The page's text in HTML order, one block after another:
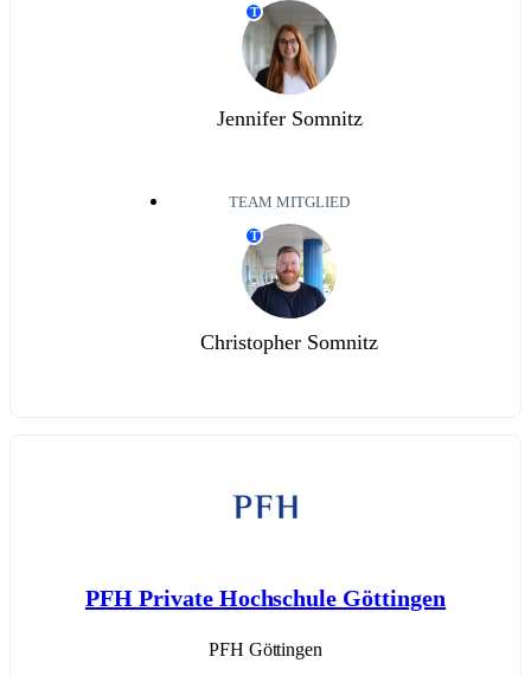
T
Jennifer Somnitz
TEAM MITGLIED
T
Christopher Somnitz
PFH Private Hochschule Göttingen
PFH Göttingen